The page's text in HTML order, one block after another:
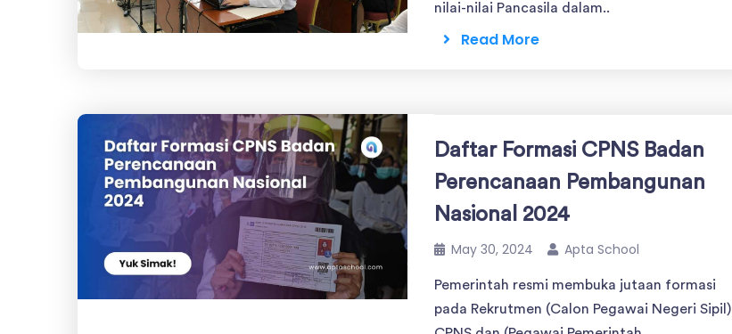
nilai-nilai Pancasila dalam..
Read More
Daftar Formasi CPNS Badan
Perencanaan Pembangunan
Nasional 2024
May 30, 2024 Apta School
Pemerintah resmi membuka jutaan formasi
pada Rekrutmen (Calon Pegawai Negeri Sipil)